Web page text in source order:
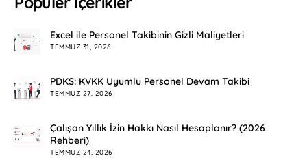
Excel ile Personel Takibinin Gizli Maliyetleri
TEMMUZ 31, 2026
PDKS: KVKK Uyumlu Personel Devam Takibi
TEMMUZ 27, 2026
Çalışan Yıllık İzin Hakkı Nasıl Hesaplanır? (2026
Rehberi)
TEMMUZ 24, 2026